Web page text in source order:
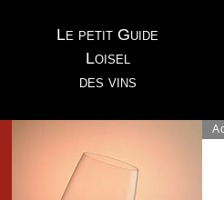
Le petit Guide
Loisel
des vins